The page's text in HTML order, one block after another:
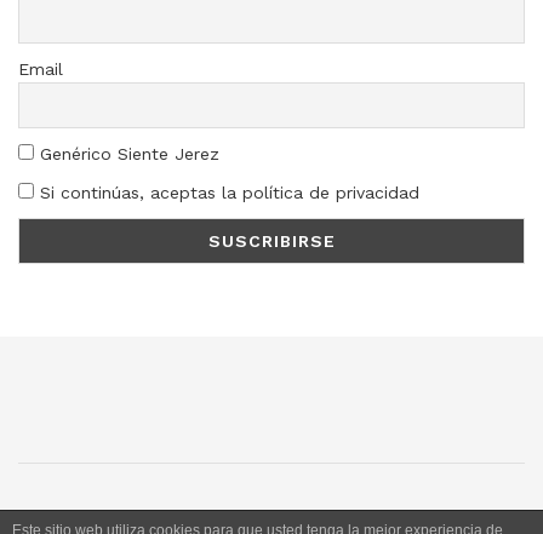
Email
Genérico Siente Jerez
Si continúas, aceptas la política de privacidad
Este sitio web utiliza cookies para que usted tenga la mejor experiencia de